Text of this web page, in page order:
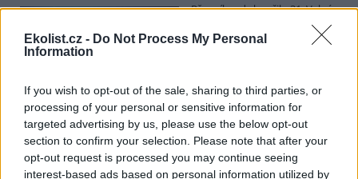
Ekolist.cz - Do Not Process My Personal
Information
If you wish to opt-out of the sale, sharing to third parties, or
processing of your personal or sensitive information for
targeted advertising by us, please use the below opt-out
section to confirm your selection. Please note that after your
opt-out request is processed you may continue seeing
interest-based ads based on personal information utilized by
Přes víkend skončilo 31. Valné
shromáždění Mezinárodního
úřadu pro mořské dno (ISA),
jasně deklarovat, že snahy o nezákonnou hlubinnou těžbu
nebudou tolerovány.
Luboš Pavlovič: Veřejnost může do poloviny srpna
připomínkovat plavební kanál u Přelouče